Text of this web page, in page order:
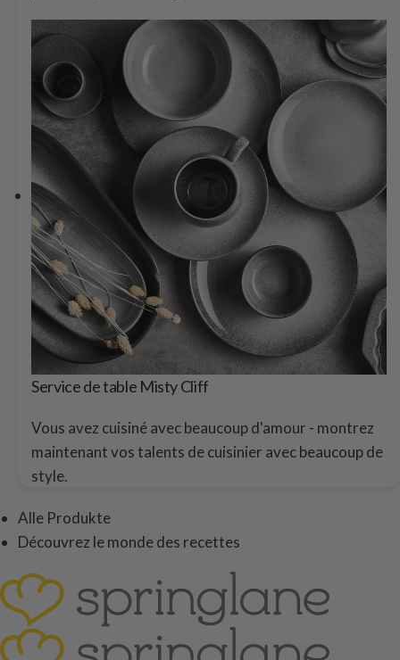
Service de table Misty Cliff
Vous avez cuisiné avec beaucoup d'amour - montrez
maintenant vos talents de cuisinier avec beaucoup de
style.
Alle Produkte
Découvrez le monde des recettes